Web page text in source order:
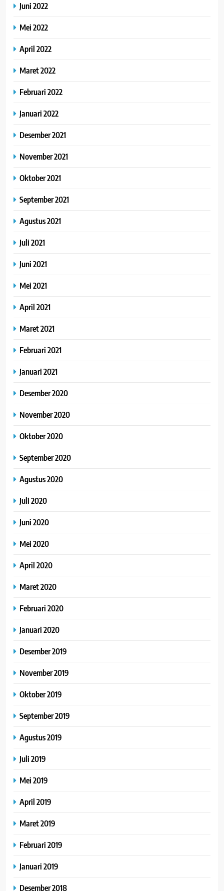
Juni 2022
Mei 2022
April 2022
Maret 2022
Februari 2022
Januari 2022
Desember 2021
November 2021
Oktober 2021
September 2021
Agustus 2021
Juli 2021
Juni 2021
Mei 2021
April 2021
Maret 2021
Februari 2021
Januari 2021
Desember 2020
November 2020
Oktober 2020
September 2020
Agustus 2020
Juli 2020
Juni 2020
Mei 2020
April 2020
Maret 2020
Februari 2020
Januari 2020
Desember 2019
November 2019
Oktober 2019
September 2019
Agustus 2019
Juli 2019
Mei 2019
April 2019
Maret 2019
Februari 2019
Januari 2019
Desember 2018